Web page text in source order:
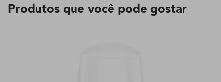
Produtos que você pode gostar